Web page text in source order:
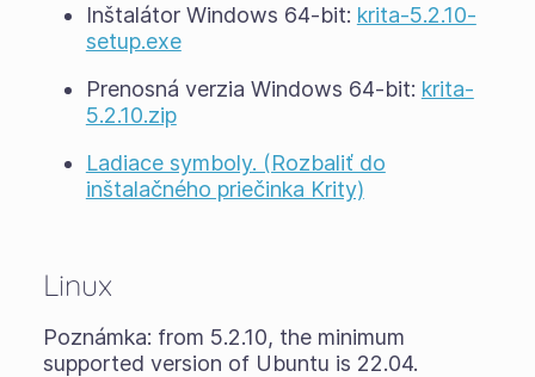
Inštalátor Windows 64-bit: krita-5.2.10-
setup.exe
Prenosná verzia Windows 64-bit: krita-
5.2.10.zip
Ladiace symboly. (Rozbaliť do
inštalačného priečinka Krity)
Linux
Poznámka: from 5.2.10, the minimum
supported version of Ubuntu is 22.04.